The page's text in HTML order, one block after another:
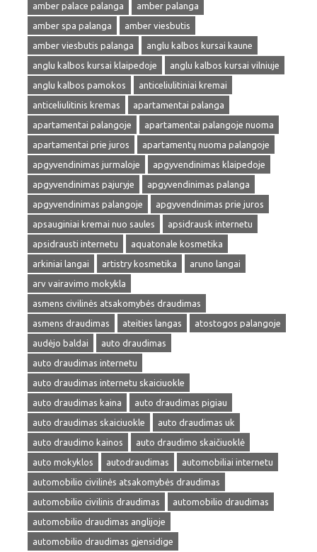
amber palace palanga
amber palanga
amber spa palanga
amber viesbutis
amber viesbutis palanga
anglu kalbos kursai kaune
anglu kalbos kursai klaipedoje
anglu kalbos kursai vilniuje
anglu kalbos pamokos
anticeliulitiniai kremai
anticeliulitinis kremas
apartamentai palanga
apartamentai palangoje
apartamentai palangoje nuoma
apartamentai prie juros
apartamentų nuoma palangoje
apgyvendinimas jurmaloje
apgyvendinimas klaipedoje
apgyvendinimas pajuryje
apgyvendinimas palanga
apgyvendinimas palangoje
apgyvendinimas prie juros
apsauginiai kremai nuo saules
apsidrausk internetu
apsidrausti internetu
aquatonale kosmetika
arkiniai langai
artistry kosmetika
aruno langai
arv vairavimo mokykla
asmens civilinės atsakomybės draudimas
asmens draudimas
ateities langas
atostogos palangoje
audėjo baldai
auto draudimas
auto draudimas internetu
auto draudimas internetu skaiciuokle
auto draudimas kaina
auto draudimas pigiau
auto draudimas skaiciuokle
auto draudimas uk
auto draudimo kainos
auto draudimo skaičiuoklė
auto mokyklos
autodraudimas
automobiliai internetu
automobilio civilinės atsakomybės draudimas
automobilio civilinis draudimas
automobilio draudimas
automobilio draudimas anglijoje
automobilio draudimas gjensidige